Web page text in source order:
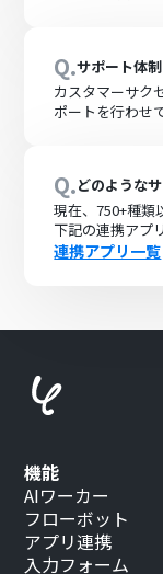
Q.サポート体
カスタマーサク
ポートを行わせ
Q.どのような
現在、750+種類
下記の連携アプ
連携アプリ一覧
機能
AIワーカー
フローボット
アプリ連携
入力フォーム